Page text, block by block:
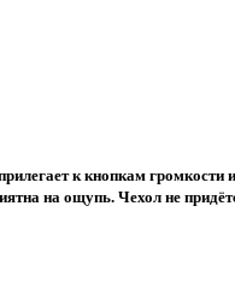
к кнопкам
на ощупь. Чехол не